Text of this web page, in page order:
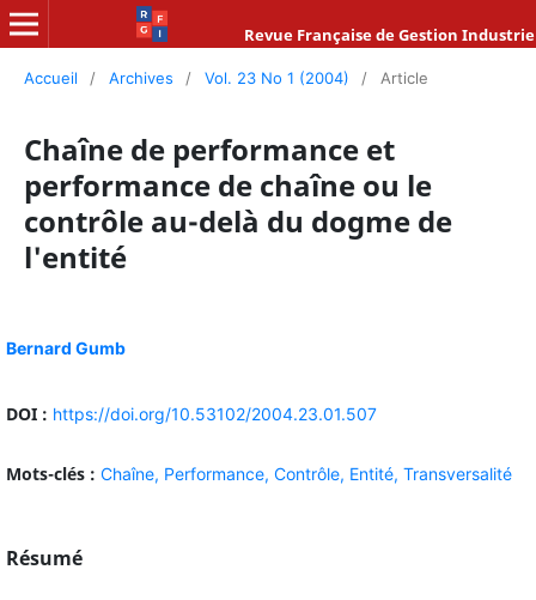
Revue Française de Gestion
Accueil / Archives / Vol. 23 No 1 (2004) / Article
Chaîne de performance et
performance de chaîne ou le
contrôle au-delà du dogme de
l'entité
Bernard Gumb
DOI : https://doi.org/10.53102/2004.23.01.507
Mots-clés : Chaîne, Performance, Contrôle, Entité, Transversalité
Résumé